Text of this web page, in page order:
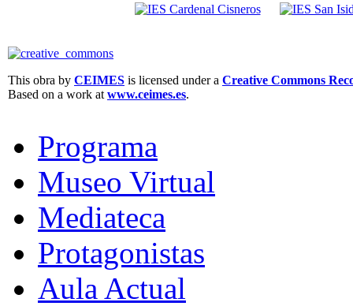
This obra by CEIMES is licensed under a Creative Commons
Based on a work at www.ceimes.es.
Programa
Museo Virtual
Mediateca
Protagonistas
Aula Actual